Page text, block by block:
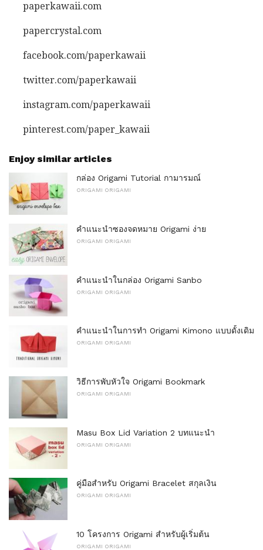
paperkawaii.com
papercrystal.com
facebook.com/paperkawaii
twitter.com/paperkawaii
instagram.com/paperkawaii
pinterest.com/paper_kawaii
Enjoy similar articles
กล่อง Origami Tutorial กามารมณ์
ORIGAMI ORIGAMI
คำแนะนำซองจดหมาย Origami ง่าย
ORIGAMI ORIGAMI
คำแนะนำในกล่อง Origami Sanbo
ORIGAMI ORIGAMI
คำแนะนำในการทำ Origami Kimono แบบดั้งเดิม
ORIGAMI ORIGAMI
วิธีการพับหัวใจ Origami Bookmark
ORIGAMI ORIGAMI
Masu Box Lid Variation 2 บทแนะนำ
ORIGAMI ORIGAMI
คู่มือสำหรับ Origami Bracelet สกุลเงิน
ORIGAMI ORIGAMI
10 โครงการ Origami สำหรับผู้เริ่มต้น
ORIGAMI ORIGAMI